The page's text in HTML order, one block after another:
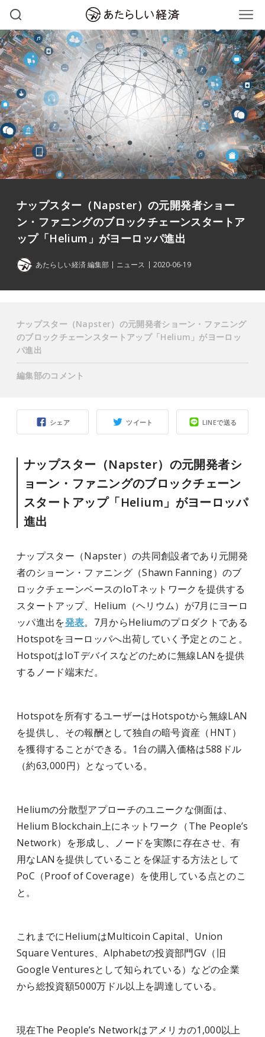
ナップスター（Napster）の元開発者ショー
ン・ファニングのブロックチェーンスタートア
ップ「Helium」がヨーロッパ進出
あたらしい経済 編集部 ニュース 2020-06-19
シェア ツイート LINEで送る
ナップスター（Napster）の元開発者シ
ョーン・ファニングのブロックチェーン
スタートアップ「Helium」がヨーロッパ
進出
ナップスター（Napster）の共同創設者であり元開発
者のショーン・ファニング（Shawn Fanning）のブ
ロックチェーンベースのIoTネットワークを提供する
スタートアップ、Helium（ヘリウム）が7月にヨーロ
ッパ進出を発表。7月からHeliumのプロダクトである
Hotspotをヨーロッパへ出荷していく予定とのこと。
HotspotはIoTデバイスなどのために無線LANを提供
するノード端末だ。
Hotspotを所有するユーザーはHotspotから無線LAN
を提供し、その報酬として独自の暗号資産（HNT）
を獲得することができる。1台の購入価格は588ドル
（約63,000円）となっている。
Heliumの分散型アプローチのユニークな側面は、
Helium Blockchain上にネットワーク（The People’s
Network）を形成し、ノードを実際に存在させ、有
用なLANを提供していることを保証する方法として
PoC（Proof of Coverage）を使用している点とのこ
と。
これまでにHeliumはMulticoin Capital、Union
Square Ventures、Alphabetの投資部門GV（旧
Google Venturesとして知られている）などの企業
から総投資額5000万ドル以上を調達している。
現在The People’s Networkはアメリカの1,000以上
ナップスター（Napster）の元開発者ショーン・ファニング
のブロックチェーンスタートアップ「Helium」がヨーロッ
パ進出
編集部のコメント